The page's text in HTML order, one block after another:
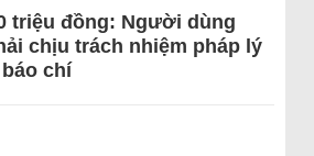
triệu đồng: Người dùng
chịu trách nhiệm pháp lý
chí